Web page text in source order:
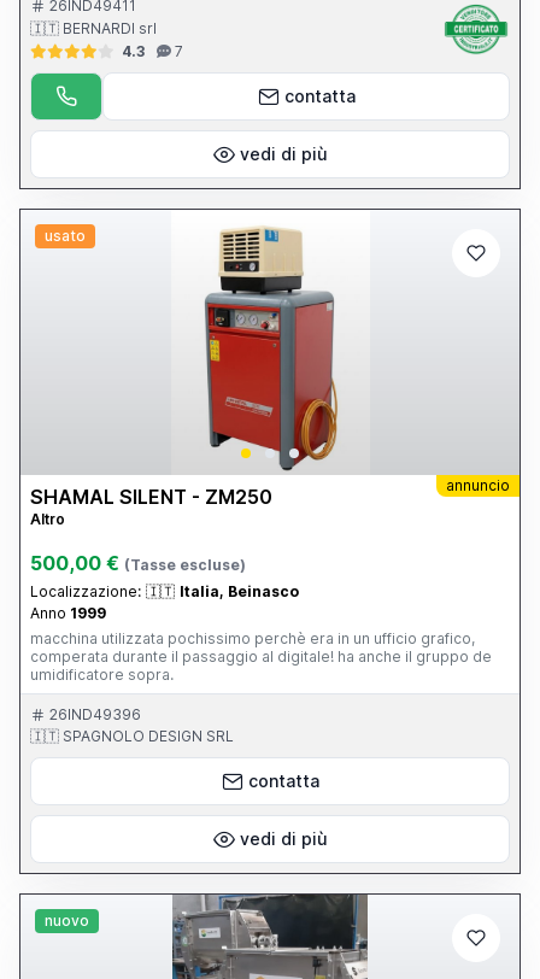
26IND49411
🇮🇹 BERNARDI srl
4.3
7
contatta
vedi di più
usato
annuncio
SHAMAL SILENT - ZM250
Altro
500,00 € (Tasse escluse)
Localizzazione: 🇮🇹 Italia, Beinasco
Anno 1999
macchina utilizzata pochissimo perchè era in un ufficio grafico,
comperata durante il passaggio al digitale! ha anche il gruppo de
umidificatore sopra.
26IND49396
🇮🇹 SPAGNOLO DESIGN SRL
contatta
vedi di più
nuovo